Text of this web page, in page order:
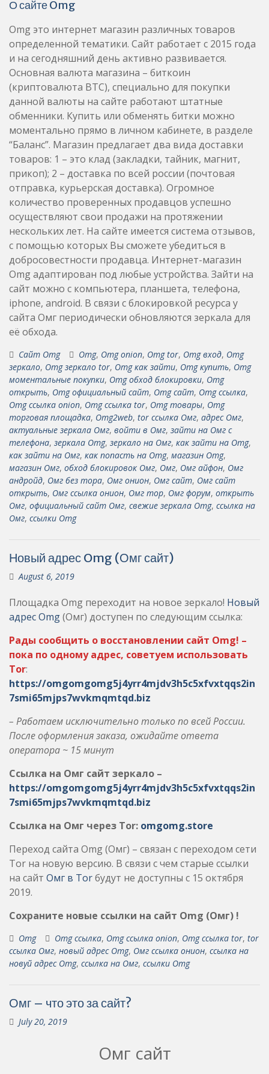
О сайте Omg
Omg это интернет магазин различных товаров
определенной тематики. Сайт работает с 2015 года
и на сегодняшний день активно развивается.
Основная валюта магазина – биткоин
(криптовалюта BTC), специально для покупки
данной валюты на сайте работают штатные
обменники. Купить или обменять битки можно
моментально прямо в личном кабинете, в разделе
“Баланс”. Магазин предлагает два вида доставки
товаров: 1 – это клад (закладки, тайник, магнит,
прикоп); 2 – доставка по всей россии (почтовая
отправка, курьерская доставка). Огромное
количество проверенных продавцов успешно
осуществляют свои продажи на протяжении
нескольких лет. На сайте имеется система отзывов,
с помощью которых Вы сможете убедиться в
добросовестности продавца. Интернет-магазин
Omg адаптирован под любые устройства. Зайти на
сайт можно с компьютера, планшета, телефона,
iphone, android. В связи с блокировкой ресурса у
сайта Омг периодически обновляются зеркала для
её обхода.
Сайт Omg Omg, Omg onion, Omg tor, Omg вход, Omg
зеркало, Omg зеркало tor, Omg как зайти, Omg купить, Omg
моментальные покупки, Omg обход блокировки, Omg
открыть, Omg официальный сайт, Omg сайт, Omg ссылка,
Omg ссылка onion, Omg ссылка tor, Omg товары, Omg
торговая площадка, Omg2web, tor ссылка Омг, адрес Омг,
актуальные зеркала Омг, войти в Омг, зайти на Омг с
телефона, зеркала Omg, зеркало на Омг, как зайти на Omg,
как зайти на Омг, как попасть на Omg, магазин Omg,
магазин Омг, обход блокировок Омг, Омг, Омг айфон, Омг
андройд, Омг без тора, Омг онион, Омг сайт, Омг сайт
открыть, Омг ссылка онион, Омг тор, Омг форум, открыть
Омг, официальный сайт Омг, свежие зеркала Omg, ссылка на
Омг, ссылки Omg
Новый адрес Omg (Омг сайт)
August 6, 2019
Площадка Omg переходит на новое зеркало! Новый
адрес Omg(Омг) доступен по следующим ссылка:
Рады сообщить о восстановлении сайт Omg! –
пока по одному адрес, советуем использовать
Tor:
https://omgomgomg5j4yrr4mjdv3h5c5xfvxtqqs2in
7smi65mjps7wvkmqmtqd.biz
– Работаем исключительно только по всей России.
После оформления заказа, ожидайте ответа
оператора ~ 15 минут
Ссылка на Омг сайт зеркало –
https://omgomgomg5j4yrr4mjdv3h5c5xfvxtqqs2in
7smi65mjps7wvkmqmtqd.biz
Ссылка на Омг через Tor: omgomg.store
Переход сайта Omg (Омг) – связан с переходом сети
Tor на новую версию. В связи с чем старые ссылки
на сайт Омг в Torбудут не доступны с 15 октября
2019.
Сохраните новые ссылки на сайт Omg (Омг) !
Omg Omg ссылка, Omg ссылка onion, Omg ссылка tor, tor
ссылка Омг, новый адрес Omg, Омг ссылка онион, ссылка на
новуй адрес Omg, ссылка на Омг, ссылки Omg
Омг – что это за сайт?
July 20, 2019
Омг сайт